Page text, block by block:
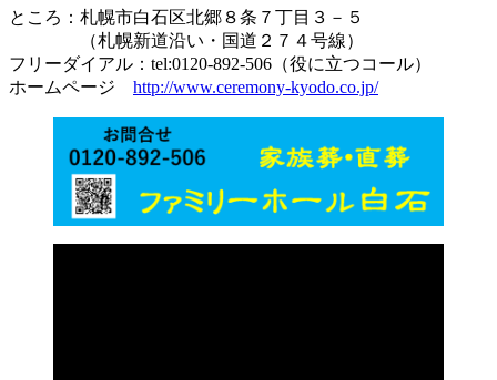
ところ：札幌市白石区北郷８条７丁目３－５
（札幌新道沿い・国道２７４号線）
フリーダイアル：tel:0120-892-506（役に立つコール）
ホームページ http://www.ceremony-kyodo.co.jp/